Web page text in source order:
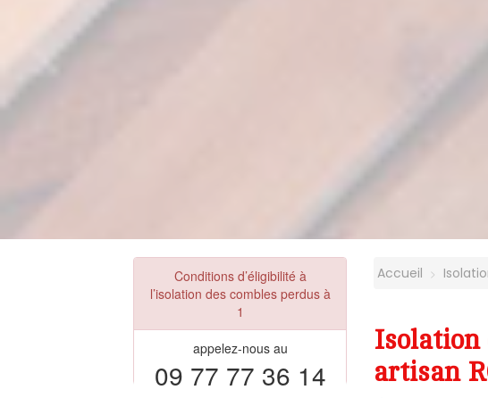
Conditions d’éligibilité à
l’isolation des combles perdus à
1
appelez-nous au
09 77 77 36 14
Accueil
Isolation
artisan